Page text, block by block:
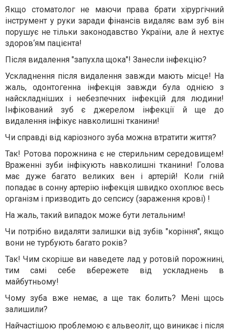
Якщо стоматолог не маючи права брати хірургічний
інструмент у руки заради фінансів видаляє вам зуб він
порушує не тільки законодавство України, але й нехтує
здоров‘ям пацієнта!
Після видалення "запухла щока"! Занесли інфекцію?
Ускладнення після видалення завжди мають місце! На
жаль, одонтогенна інфекція завжди була однією з
найскладніших і небезпечних інфекцій для людини!
Інфікований зуб є джерелом інфекції й ще до
видалення інфікує навколишні тканини!
Чи справді від каріозного зуба можна втратити життя?
Так! Ротова порожнина є не стерильним середовищем!
Враженні зуби інфікують навколишні тканини! Голова
має дуже багато великих вен і артерій! Коли гній
попадає в сонну артерію інфекція швидко охоплює весь
організм і призводить до сепсису (зараження крові) !
На жаль, такий випадок може бути летальним!
Чи потрібно видаляти залишки від зубів "коріння", якщо
вони не турбують багато років?
Так! Чим скоріше ви наведете лад у ротовій порожнині,
тим самі себе вбережете від ускладнень в
майбутньому!
Чому зуба вже немає, а ще так болить? Мені щось
залишили?
Найчастішою проблемою є альвеоліт, що виникає і після